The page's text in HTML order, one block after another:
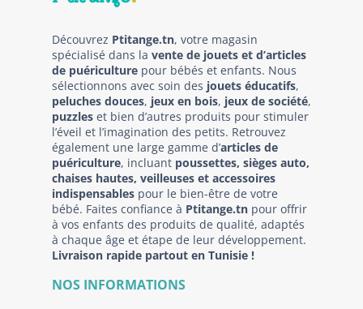
Découvrez Ptitange.tn, votre magasin
spécialisé dans la vente de jouets et d’articles
de puériculture pour bébés et enfants. Nous
sélectionnons avec soin des jouets éducatifs,
peluches douces, jeux en bois, jeux de société,
puzzles et bien d’autres produits pour stimuler
l’éveil et l’imagination des petits. Retrouvez
également une large gamme d’articles de
puériculture, incluant poussettes, sièges auto,
chaises hautes, veilleuses et accessoires
indispensables pour le bien-être de votre
bébé. Faites confiance à Ptitange.tn pour offrir
à vos enfants des produits de qualité, adaptés
à chaque âge et étape de leur développement.
Livraison rapide partout en Tunisie !
NOS INFORMATIONS